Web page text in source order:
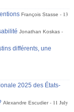
François Stasse
13
Jonathan Koskas
différents, une
2025 des États-
Alexandre Escudier
11 July